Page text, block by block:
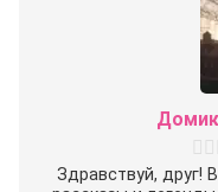
Домик
Здравствуй, друг!